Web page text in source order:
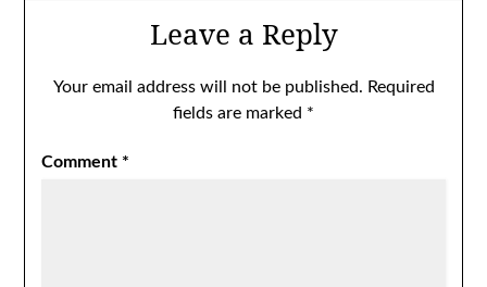
Leave a Reply
Your email address will not be published. Required
fields are marked *
Comment *